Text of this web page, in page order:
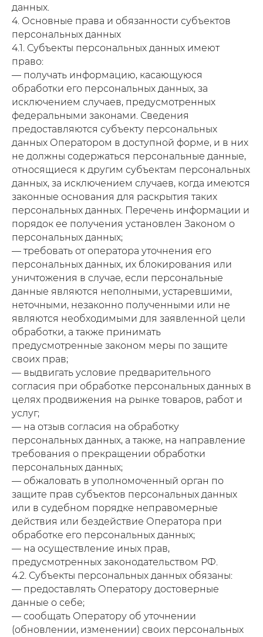
данных.
4. Основные права и обязанности субъектов
персональных данных
4.1. Субъекты персональных данных имеют
право:
— получать информацию, касающуюся
обработки его персональных данных, за
исключением случаев, предусмотренных
федеральными законами. Сведения
предоставляются субъекту персональных
данных Оператором в доступной форме, и в них
не должны содержаться персональные данные,
относящиеся к другим субъектам персональных
данных, за исключением случаев, когда имеются
законные основания для раскрытия таких
персональных данных. Перечень информации и
порядок ее получения установлен Законом о
персональных данных;
— требовать от оператора уточнения его
персональных данных, их блокирования или
уничтожения в случае, если персональные
данные являются неполными, устаревшими,
неточными, незаконно полученными или не
являются необходимыми для заявленной цели
обработки, а также принимать
предусмотренные законом меры по защите
своих прав;
— выдвигать условие предварительного
согласия при обработке персональных данных в
целях продвижения на рынке товаров, работ и
услуг;
— на отзыв согласия на обработку
персональных данных, а также, на направление
требования о прекращении обработки
персональных данных;
— обжаловать в уполномоченный орган по
защите прав субъектов персональных данных
или в судебном порядке неправомерные
действия или бездействие Оператора при
обработке его персональных данных;
— на осуществление иных прав,
предусмотренных законодательством РФ.
4.2. Субъекты персональных данных обязаны:
— предоставлять Оператору достоверные
данные о себе;
— сообщать Оператору об уточнении
(обновлении, изменении) своих персональных